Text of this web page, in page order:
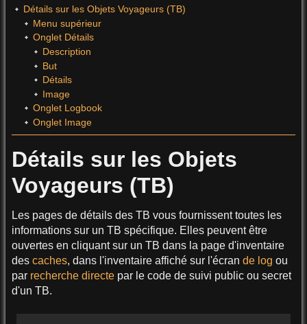
Détails sur les Objets Voyageurs (TB)
Menu supérieur
Onglet Détails
Description
But
Détails
Image
Onglet Logbook
Onglet Image
Détails sur les Objets
Voyageurs (TB)
Les pages de détails des TB vous fournissent toutes les
informations sur un TB spécifique. Elles peuvent être
ouvertes en cliquant sur un TB dans la page d'inventaire
des caches, dans l'inventaire affiché sur l'écran de log ou
par recherche directe par le code de suivi public ou secret
d'un TB.